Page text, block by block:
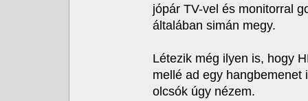
jópár TV-vel és monitorral
általában simán megy.
Létezik még ilyen is, hogy
mellé ad egy
olcsók úgy nézem.